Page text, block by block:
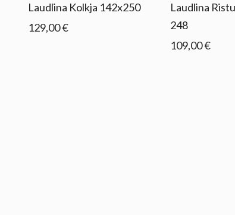
Laudlina Kolkja 142x250
129,00 €
Laudlina
248
109,00 €